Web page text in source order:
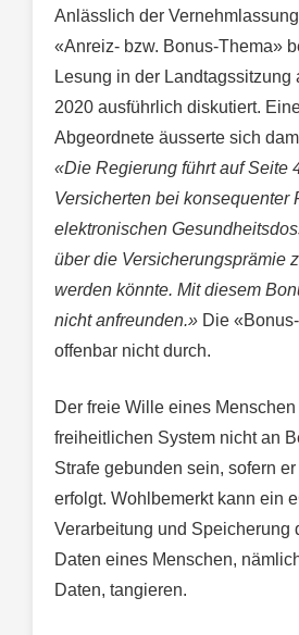
Anlässlich der
«Anreiz- bzw. Bonus-Thema»
Lesung in der Landtagssitzung
2020 ausführlich diskutiert.
Abgeordnete äusserte sich
«Die Regierung führt auf Seite
Versicherten bei konsequenter
elektronischen
über die Versicherungsprämie
werden könnte. Mit diesem
nicht anfreunden.» Die
offenbar nicht durch.
Der freie Wille eines
freiheitlichen System nicht an
Strafe gebunden sein, sofern
erfolgt. Wohlbemerkt kann ein
Verarbeitung und Speicherung
Daten eines Menschen,
Daten, tangieren.